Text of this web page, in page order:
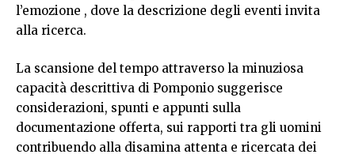
l’emozione , dove la descrizione degli eventi invita
alla ricerca.
La scansione del tempo attraverso la minuziosa
capacità descrittiva di Pomponio suggerisce
considerazioni, spunti e appunti sulla
documentazione offerta, sui rapporti tra gli uomini
contribuendo alla disamina attenta e ricercata dei